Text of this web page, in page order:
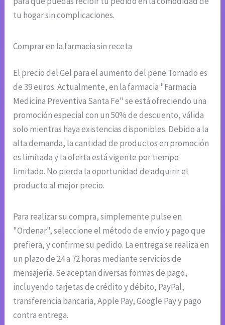
tu hogar sin complicaciones.
Comprar en la farmacia sin receta
El precio del Gel para el aumento del pene Tornado es
de 39 euros. Actualmente, en la farmacia "Farmacia
Medicina Preventiva Santa Fe" se está ofreciendo una
promoción especial con un 50% de descuento, válida
solo mientras haya existencias disponibles. Debido a la
alta demanda, la cantidad de productos en promoción
es limitada y la oferta está vigente por tiempo
limitado. No pierda la oportunidad de adquirir el
producto al mejor precio.
Para realizar su compra, simplemente pulse en
"Ordenar", seleccione el método de envío y pago que
prefiera, y confirme su pedido. La entrega se realiza en
un plazo de 24 a 72 horas mediante servicios de
mensajería. Se aceptan diversas formas de pago,
incluyendo tarjetas de crédito y débito, PayPal,
transferencia bancaria, Apple Pay, Google Pay y pago
contra entrega.